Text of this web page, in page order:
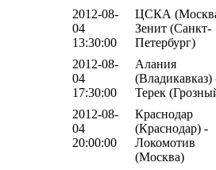
2012-08-
04
13:30:00
ЦСКА
Зенит (Санкт-
Петербург)
2012-08-
04
17:30:00
Алания
(Владикавказ)
Терек
2012-08-
04
20:00:00
Краснодар
(Краснодар) -
Локомотив
(Москва)